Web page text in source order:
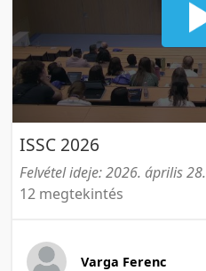
ISSC 2026
Felvétel ideje: 2026. április 28.
12 megtekintés
Varga Ferenc